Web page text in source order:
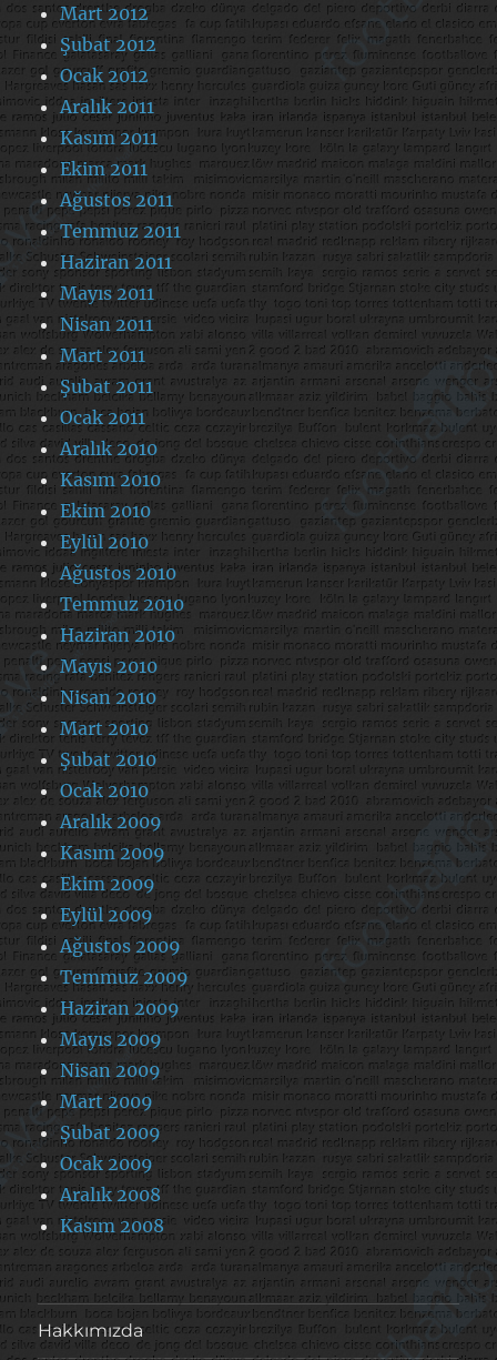
Mart 2012
Şubat 2012
Ocak 2012
Aralık 2011
Kasım 2011
Ekim 2011
Ağustos 2011
Temmuz 2011
Haziran 2011
Mayıs 2011
Nisan 2011
Mart 2011
Şubat 2011
Ocak 2011
Aralık 2010
Kasım 2010
Ekim 2010
Eylül 2010
Ağustos 2010
Temmuz 2010
Haziran 2010
Mayıs 2010
Nisan 2010
Mart 2010
Şubat 2010
Ocak 2010
Aralık 2009
Kasım 2009
Ekim 2009
Eylül 2009
Ağustos 2009
Temmuz 2009
Haziran 2009
Mayıs 2009
Nisan 2009
Mart 2009
Şubat 2009
Ocak 2009
Aralık 2008
Kasım 2008
Hakkımızda